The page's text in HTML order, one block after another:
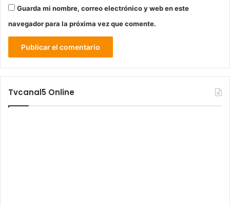
Guarda mi nombre, correo electrónico y web en este
navegador para la próxima vez que comente.
Tvcanal5 Online